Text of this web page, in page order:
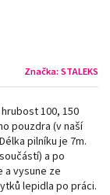
Značka: STALEKS
100, 150
pouzdra (v naší
pilníku je 7m.
a po
a vysune ze
lepidla po práci.